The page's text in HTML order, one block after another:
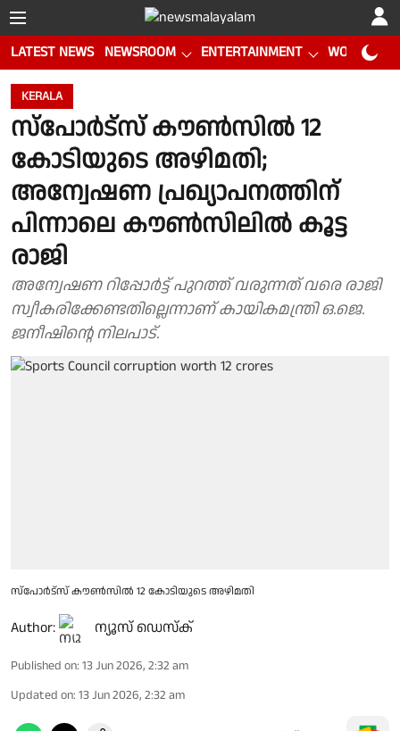
LATEST NEWS NEWSROOM ENTERTAINMENT WORLD CUP
KERALA
സ്പോർട്സ് കൗൺസിൽ 12
കോടിയുടെ അഴിമതി;
അന്വേഷണ പ്രഖ്യാപനത്തിന്
പിന്നാലെ കൗൺസിലിൽ കൂട്ട
രാജി
അന്വേഷണ റിപ്പോർട്ട് പുറത്ത് വരുന്നത് വരെ രാജി
സ്വീകരിക്കേണ്ടതില്ലെന്നാണ് കായികമന്ത്രി ഒ.ജെ.
ജനീഷിൻ്റെ നിലപാട്.
സ്പോർട്സ് കൗൺസിൽ 12 കോടിയുടെ അഴിമതി
Author: ന്യൂസ് ഡെസ്ക്
Published on: 13 Jun 2026, 2:32 am
Updated on: 13 Jun 2026, 2:32 am